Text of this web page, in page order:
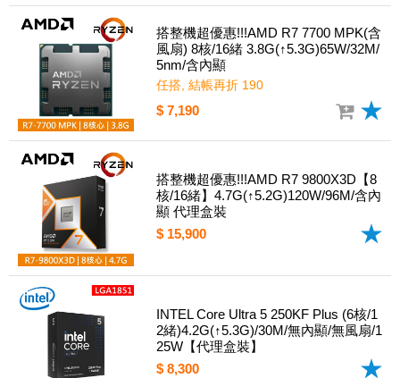
搭整機超優惠!!!AMD R7 7700 MPK(含
風扇) 8核/16緒 3.8G(↑5.3G)65W/32M/
5nm/含內顯
任搭, 結帳再折 190
$ 7,190
搭整機超優惠!!!AMD R7 9800X3D【8
核/16緒】4.7G(↑5.2G)120W/96M/含內
顯 代理盒裝
$ 15,900
INTEL Core Ultra 5 250KF Plus (6核/1
2緒)4.2G(↑5.3G)/30M/無內顯/無風扇/1
25W【代理盒裝】
$ 8,300